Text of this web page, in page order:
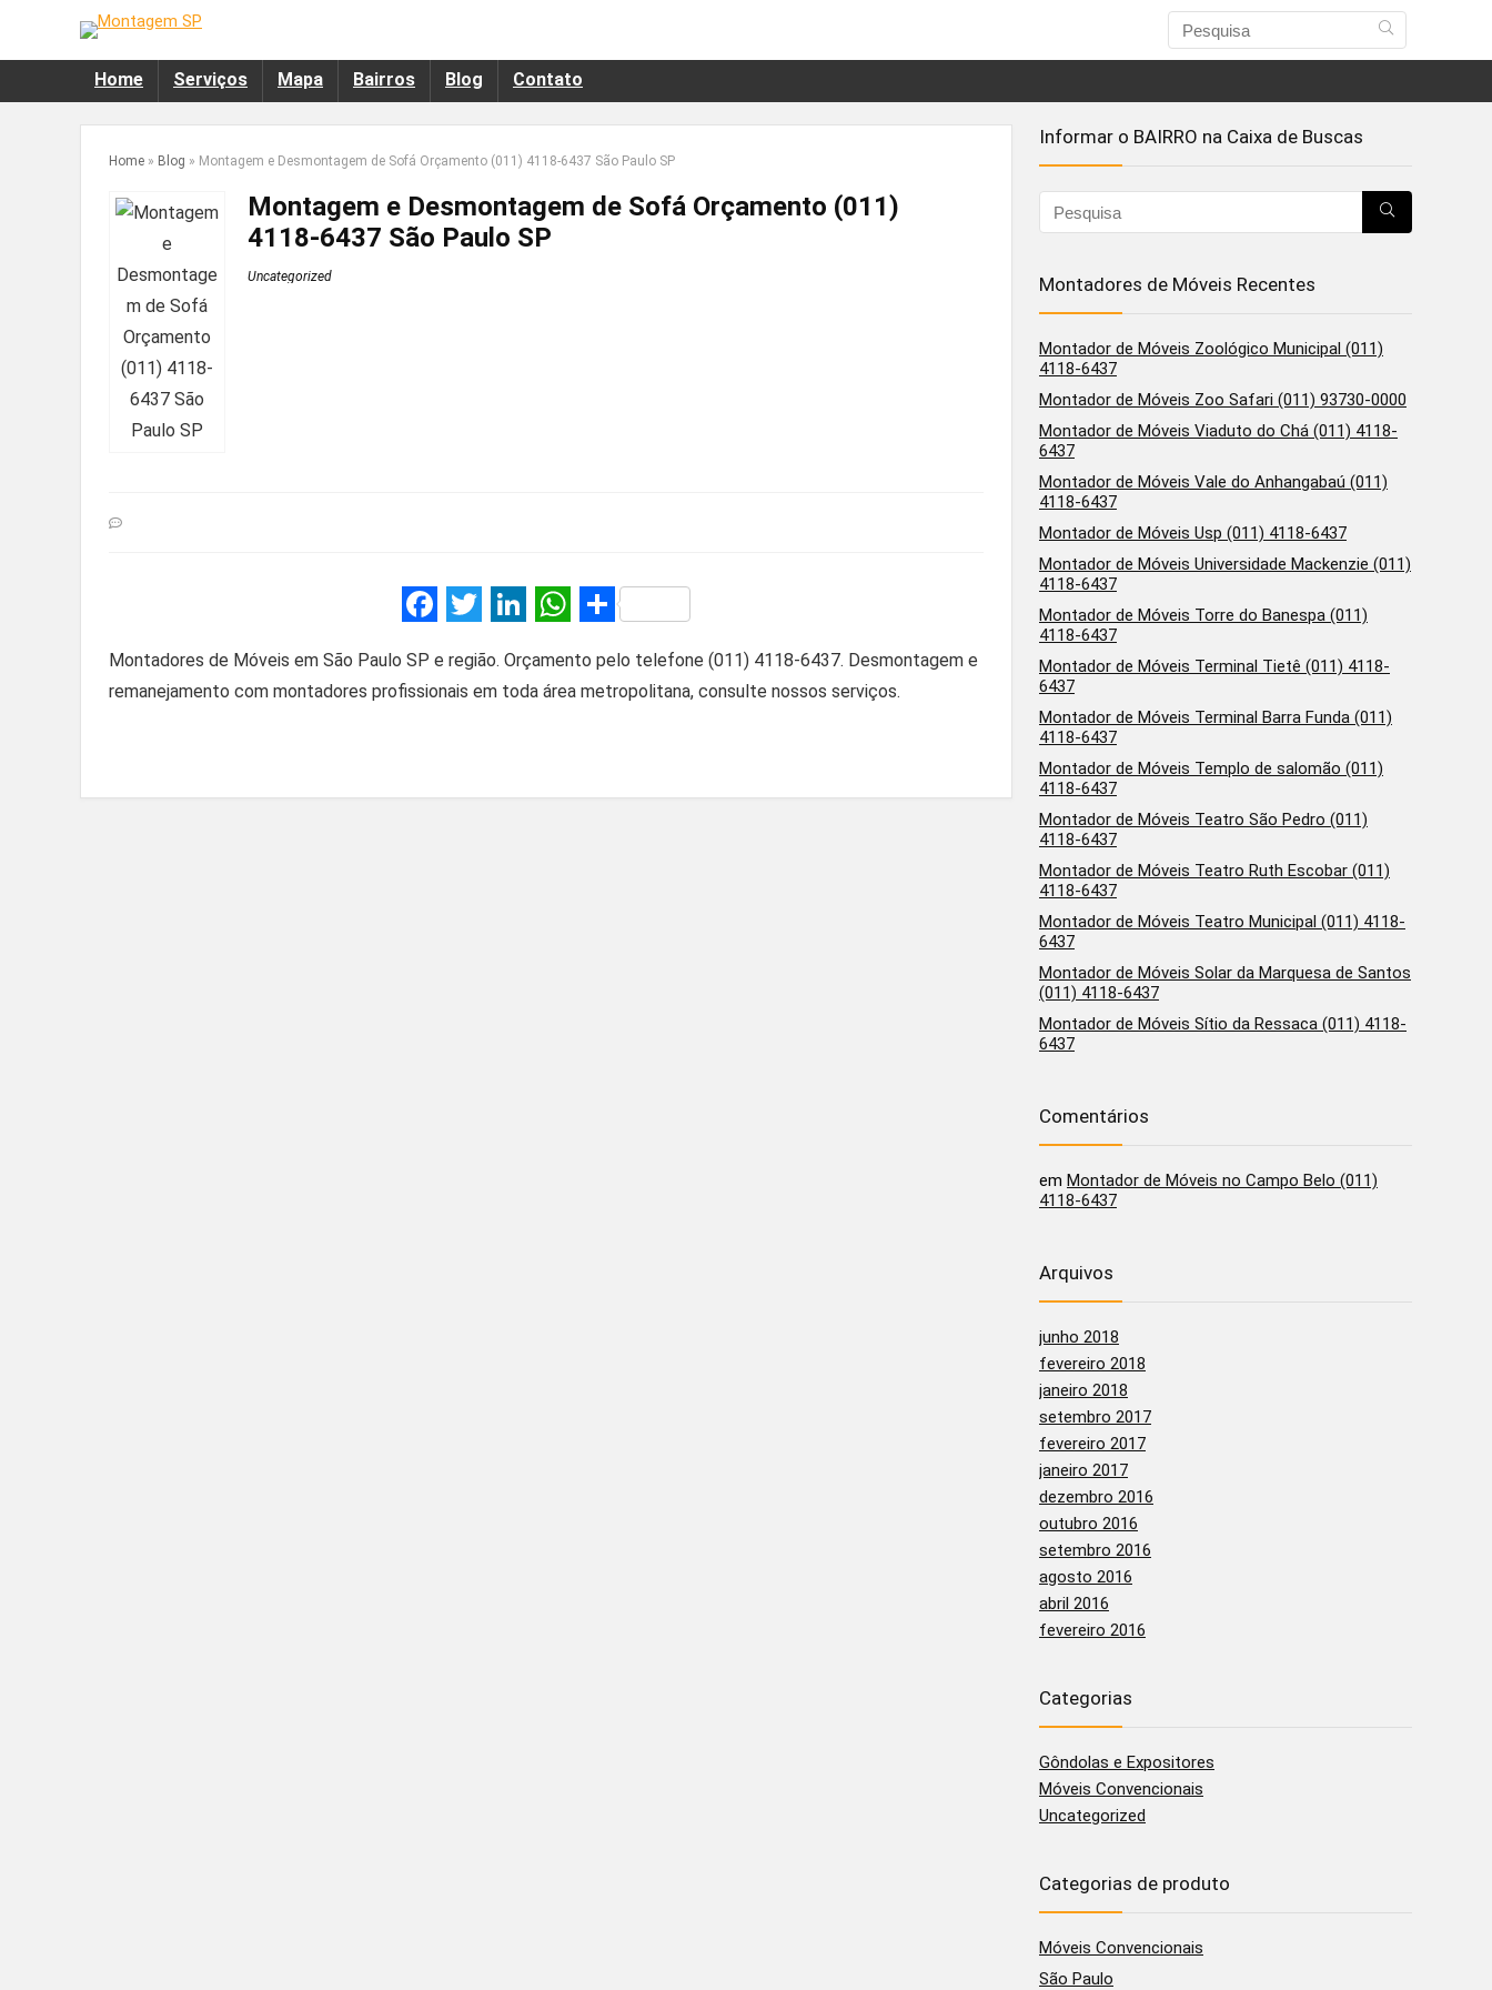
Home Serviços Mapa Bairros Blog Contato
Home » Blog » Montagem e Desmontagem de Sofá Orçamento (011) 4118-6437 São Paulo SP
Montagem e Desmontagem de Sofá Orçamento (011)
4118-6437 São Paulo SP
Uncategorized
F
ce
b
T
tt
er
Li
ke
dI
W
at
s
ar
e
Montadores de Móveis em São Paulo SP e região. Orçamento pelo telefone (011) 4118-6437. Desmontagem e
remanejamento com montadores profissionais em toda área metropolitana, consulte nossos serviços.
Informar o BAIRRO na Caixa de Buscas
Montadores de Móveis Recentes
Montador de Móveis Zoológico Municipal (011)
4118-6437
Montador de Móveis Zoo Safari (011) 93730-0000
Montador de Móveis Viaduto do Chá (011) 4118-
6437
Montador de Móveis Vale do Anhangabaú (011)
4118-6437
Montador de Móveis Usp (011) 4118-6437
Montador de Móveis Universidade Mackenzie (011)
4118-6437
Montador de Móveis Torre do Banespa (011)
4118-6437
Montador de Móveis Terminal Tietê (011) 4118-
6437
Montador de Móveis Terminal Barra Funda (011)
4118-6437
Montador de Móveis Templo de salomão (011)
4118-6437
Montador de Móveis Teatro São Pedro (011)
4118-6437
Montador de Móveis Teatro Ruth Escobar (011)
4118-6437
Montador de Móveis Teatro Municipal (011) 4118-
6437
Montador de Móveis Solar da Marquesa de Santos
(011) 4118-6437
Montador de Móveis Sítio da Ressaca (011) 4118-
6437
Comentários
em Montador de Móveis no Campo Belo (011)
4118-6437
Arquivos
junho 2018
fevereiro 2018
janeiro 2018
setembro 2017
fevereiro 2017
janeiro 2017
dezembro 2016
outubro 2016
setembro 2016
agosto 2016
abril 2016
fevereiro 2016
Categorias
Gôndolas e Expositores
Móveis Convencionais
Uncategorized
Categorias de produto
Móveis Convencionais
São Paulo